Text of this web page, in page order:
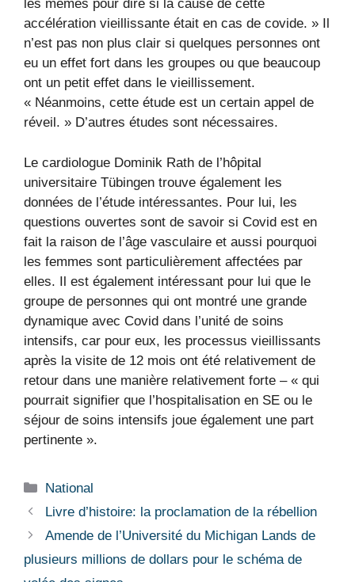
les mêmes pour dire si la cause de cette
accélération vieillissante était en cas de covide. » Il
n’est pas non plus clair si quelques personnes ont
eu un effet fort dans les groupes ou que beaucoup
ont un petit effet dans le vieillissement.
« Néanmoins, cette étude est un certain appel de
réveil. » D’autres études sont nécessaires.
Le cardiologue Dominik Rath de l’hôpital
universitaire Tübingen trouve également les
données de l’étude intéressantes. Pour lui, les
questions ouvertes sont de savoir si Covid est en
fait la raison de l’âge vasculaire et aussi pourquoi
les femmes sont particulièrement affectées par
elles. Il est également intéressant pour lui que le
groupe de personnes qui ont montré une grande
dynamique avec Covid dans l’unité de soins
intensifs, car pour eux, les processus vieillissants
après la visite de 12 mois ont été relativement de
retour dans une manière relativement forte – « qui
pourrait signifier que l’hospitalisation en SE ou le
séjour de soins intensifs joue également une part
pertinente ».
Catégories
National
Livre d’histoire: la proclamation de la rébellion
Amende de l’Université du Michigan Lands de
plusieurs millions de dollars pour le schéma de